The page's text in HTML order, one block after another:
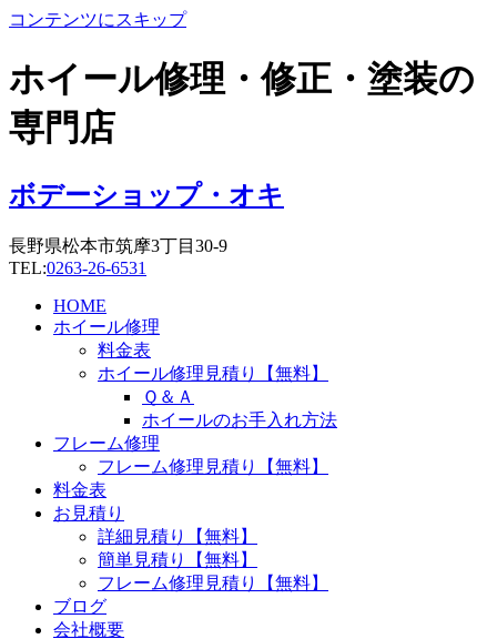
コンテンツにスキップ
ホイール修理・修正・塗装の
専門店
ボデーショップ・オキ
長野県松本市筑摩3丁目30-9
TEL:0263-26-6531
HOME
ホイール修理
料金表
ホイール修理見積り【無料】
Ｑ＆Ａ
ホイールのお手入れ方法
フレーム修理
フレーム修理見積り【無料】
料金表
お見積り
詳細見積り【無料】
簡単見積り【無料】
フレーム修理見積り【無料】
ブログ
会社概要